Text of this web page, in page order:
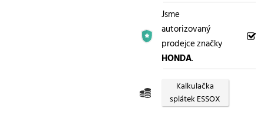
Jsme
autorizovaný
prodejce značky
HONDA.
Kalkulačka
splátek ESSOX